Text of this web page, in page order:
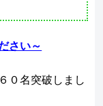
さい～
０名突破しまし